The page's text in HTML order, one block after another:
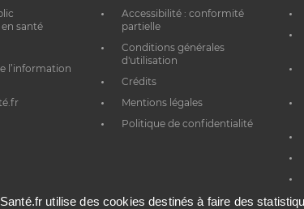
santé
l’information
Accessibilité : conformité
partielle
Conditions générales
d'utilisation
Crédits
Mentions légales
Politique de confidentialité
utilise des cookies destinés à faire des